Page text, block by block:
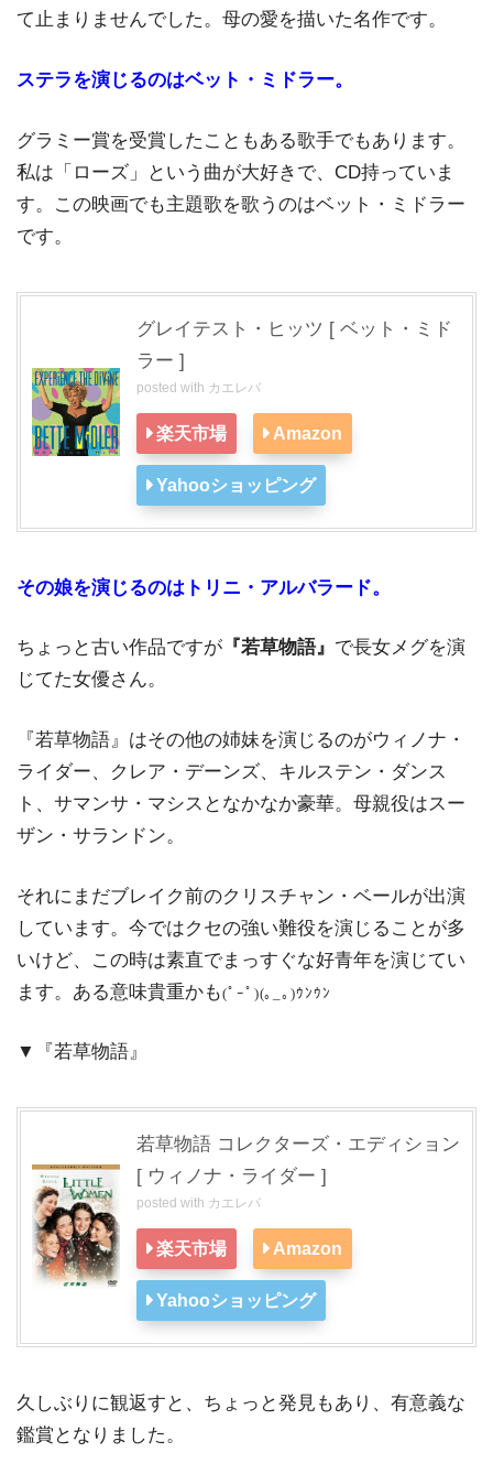
て止まりませんでした。母の愛を描いた名作です。
ステラを演じるのはベット・ミドラー。
グラミー賞を受賞したこともある歌手でもあります。
私は「ローズ」という曲が大好きで、CD持っていま
す。この映画でも主題歌を歌うのはベット・ミドラー
です。
グレイテスト・ヒッツ [ ベット・ミド
ラー ]
posted with カエレバ
楽天市場 Amazon
Yahooショッピング
その娘を演じるのはトリニ・アルバラード。
ちょっと古い作品ですが 『若草物語』 で長女メグを演
じてた女優さん。
『若草物語』はその他の姉妹を演じるのがウィノナ・
ライダー、クレア・デーンズ、キルステン・ダンス
ト、サマンサ・マシスとなかなか豪華。母親役はスー
ザン・サランドン。
それにまだブレイク前のクリスチャン・ベールが出演
しています。今ではクセの強い難役を演じることが多
いけど、この時は素直でまっすぐな好青年を演じてい
ます。ある意味貴重かも(ﾟｰﾟ)(｡_｡)ｳﾝｳﾝ
▼『若草物語』
若草物語 コレクターズ・エディション
[ ウィノナ・ライダー ]
posted with カエレバ
楽天市場 Amazon
Yahooショッピング
久しぶりに観返すと、ちょっと発見もあり、有意義な
鑑賞となりました。